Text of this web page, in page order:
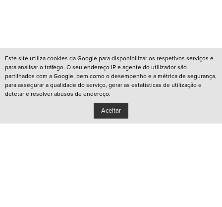
Este site utiliza cookies da Google para disponibilizar os respetivos serviços e
para analisar o tráfego. O seu endereço IP e agente do utilizador são
partilhados com a Google, bem como o desempenho e a métrica de segurança,
para assegurar a qualidade do serviço, gerar as estatísticas de utilização e
detetar e resolver abusos de endereço.
Aceitar